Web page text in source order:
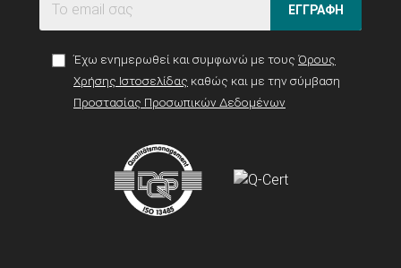
ΕΓΓΡΑΦΗ
Έχω ενημερωθεί και συμφωνώ με τους Όρους
Χρήσης Ιστοσελίδας καθώς και με την σύμβαση
Προστασίας Προσωπικών Δεδομένων